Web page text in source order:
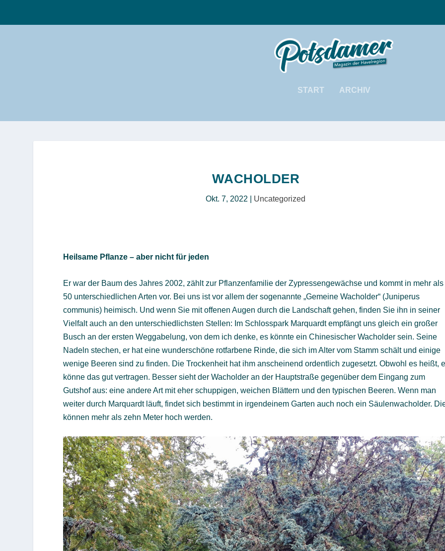
START ARCHIV
WACHOLDER
Okt. 7, 2022 Uncategorized
Heilsame Pflanze – aber nicht für jeden
Er war der Baum des Jahres 2002, zählt zur Pflanzenfamilie der Zypressengewächse und kommt in mehr als
50 unterschiedlichen Arten vor. Bei uns ist vor allem der sogenannte „Gemeine Wacholder“ (Juniperus
communis) heimisch. Und wenn Sie mit offenen Augen durch die Landschaft gehen, finden Sie ihn in seiner
Vielfalt auch an den unterschiedlichsten Stellen: Im Schlosspark Marquardt empfängt uns gleich ein großer
Busch an der ersten Weggabelung, von dem ich denke, es könnte ein Chinesischer Wacholder sein. Seine
Nadeln stechen, er hat eine wunderschöne rotfarbene Rinde, die sich im Alter vom Stamm schält und einige
wenige Beeren sind zu finden. Die Trockenheit hat ihm anscheinend ordentlich zugesetzt. Obwohl es heißt,
könne das gut vertragen. Besser sieht der Wacholder an der Hauptstraße gegenüber dem Eingang zum
Gutshof aus: eine andere Art mit eher schuppigen, weichen Blättern und den typischen Beeren. Wenn man
weiter durch Marquardt läuft, findet sich bestimmt in irgendeinem Garten auch noch ein Säulenwacholder.
können mehr als zehn Meter hoch werden.